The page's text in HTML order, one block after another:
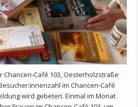
Chancen-Café 103, Oesterholzstraße
im Chancen-Café
wird gebeten. Einmal im Monat